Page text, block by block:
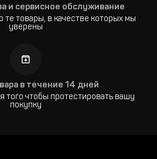
и сервисное обслуживание
те товары, в качестве которых мы
уверены
в течение 14 дней
того чтобы протестировать вашу
покупку